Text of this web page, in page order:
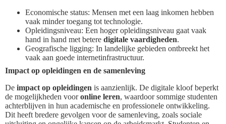
Economische status: Mensen met een laag inkomen hebben
vaak minder toegang tot technologie.
Opleidingsniveau: Een hoger opleidingsniveau gaat vaak
hand in hand met betere digitale vaardigheden.
Geografische ligging: In landelijke gebieden ontbreekt het
vaak aan goede internetinfrastructuur.
Impact op opleidingen en de samenleving
De impact op opleidingen is aanzienlijk. De digitale kloof beperkt
de mogelijkheden vooronline leren, waardoor sommige studenten
achterblijven in hun academische en professionele ontwikkeling.
Dit heeft bredere gevolgen voor de samenleving, zoals sociale